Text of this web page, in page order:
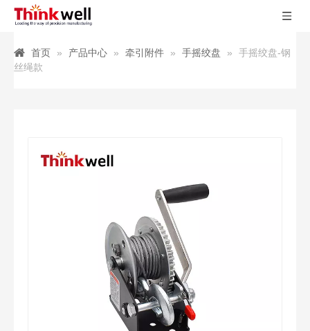
首页 » 产品中心 » 牵引附件 » 手摇绞盘 »
手摇绞盘-钢
丝绳款